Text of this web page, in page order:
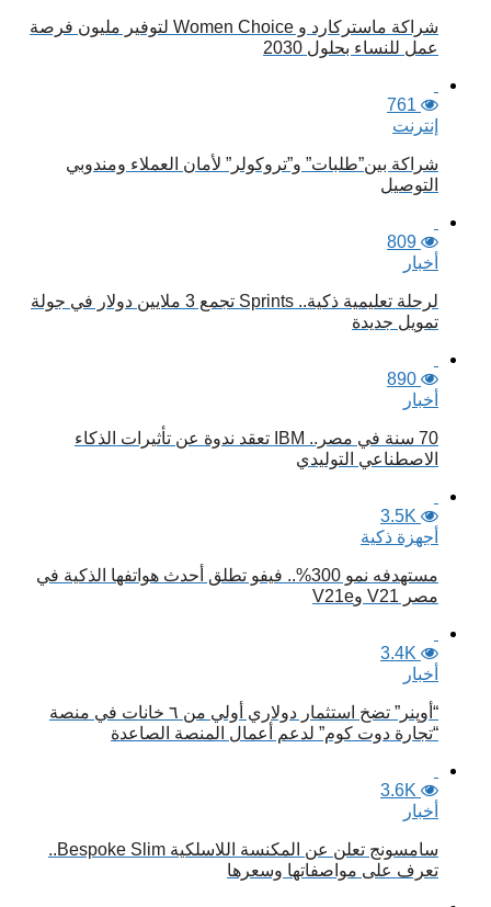
شراكة ماستركارد و Women Choice لتوفير مليون فرصة
عمل للنساء بحلول 2030
761
إنترنت
شراكة بين”طلبات” و”تروكولر” لأمان العملاء ومندوبي
التوصيل
809
أخبار
لرحلة تعليمية ذكية.. Sprints تجمع 3 ملايين دولار في جولة
تمويل جديدة
890
أخبار
70 سنة في مصر.. IBM تعقد ندوة عن تأثيرات الذكاء
الاصطناعي التوليدي
3.5K
أجهزة ذكية
مستهدفه نمو 300%.. فيفو تطلق أحدث هواتفها الذكية في
مصر V21 وV21e
3.4K
أخبار
“أوپنر” تضخ استثمار دولاري أولي من ٦ خانات في منصة
“تجارة دوت كوم” لدعم أعمال المنصة الصاعدة
3.6K
أخبار
سامسونج تعلن عن المكنسة اللاسلكية Bespoke Slim..
تعرف على مواصفاتها وسعرها